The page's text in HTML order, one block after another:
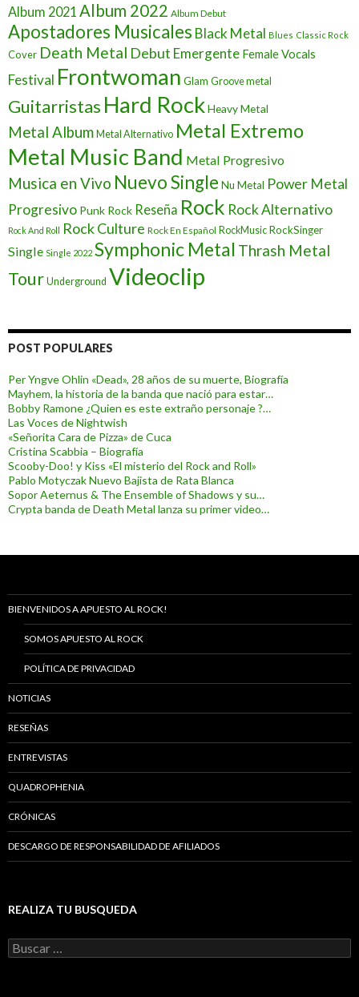
Album 2021 Album 2022 Album Debut
Apostadores Musicales Black Metal Blues Classic Rock
Cover Death Metal Debut Emergente Female Vocals
Festival Frontwoman Glam Groove metal
Guitarristas Hard RockHeavy Metal
Metal Album Metal Alternativo Metal Extremo
Metal Music Band Metal Progresivo
Musica en Vivo Nuevo Single Nu Metal Power Metal
Progresivo Punk Rock Reseña Rock Rock Alternativo
Rock And Roll Rock Culture Rock En Español RockMusic RockSinger
Single Single 2022 Symphonic Metal Thrash Metal
Tour Underground Videoclip
POST POPULARES
Per Yngve Ohlin «Dead», 28 años de su muerte, Biografía
Mayhem, la historia de la banda que nació para estar…
Bobby Ramone ¿Quien es este extraño personaje ?…
Las Voces de Nightwish
«Señorita Cara de Pizza» de Cuca
Cristina Scabbia – Biografía
Scooby-Doo! y Kiss «El misterio del Rock and Roll»
Pablo Motyczak Nuevo Bajista de Rata Blanca
Sopor Aeternus & The Ensemble of Shadows y su…
Crypta banda de Death Metal lanza su primer video…
BIENVENIDOS A APUESTO AL ROCK!
SOMOS APUESTO AL ROCK
POLÍTICA DE PRIVACIDAD
NOTICIAS
RESEÑAS
ENTREVISTAS
QUADROPHENIA
CRÓNICAS
DESCARGO DE RESPONSABILIDAD DE AFILIADOS
REALIZA TU BUSQUEDA
B
u